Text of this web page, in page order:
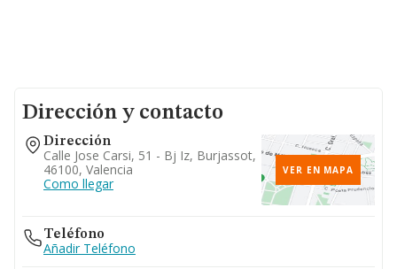
Dirección y contacto
Dirección
Calle Jose Carsi, 51 - Bj Iz, Burjassot,
46100, Valencia
Como llegar
VER EN MAPA
Teléfono
Añadir Teléfono